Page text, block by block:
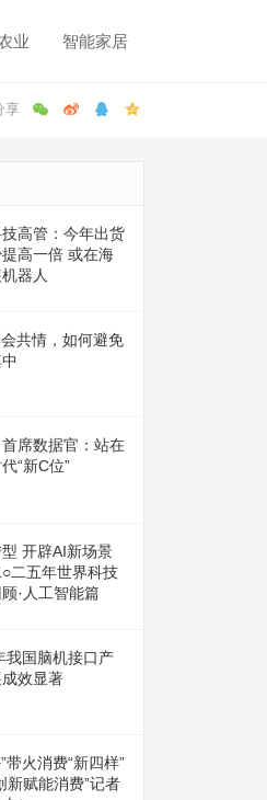
业 智能家居
高管：今年出货
高一倍 或在海
器人
共情，如何避免
席数据官：站在
“新C位”
开辟AI新场景
五年世界科技
·人工智能篇
我国脑机接口产
效显著
带火消费“新四样”
赋能消费”记者